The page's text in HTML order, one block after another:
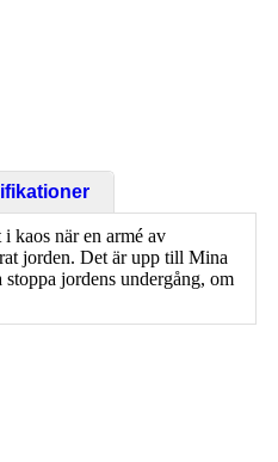
kaos när en armé av
jorden. Det är upp till Mina
jordens undergång, om